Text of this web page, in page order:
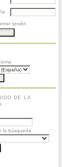
sesión
DE LA
la búsqueda